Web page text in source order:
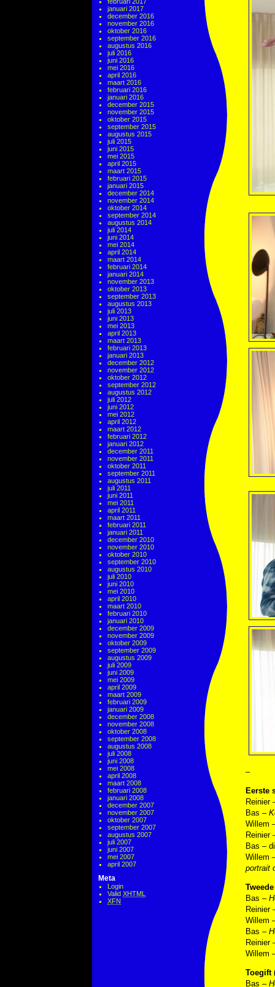
januari 2017
december 2016
november 2016
oktober 2016
september 2016
augustus 2016
juli 2016
juni 2016
mei 2016
april 2016
maart 2016
februari 2016
januari 2016
december 2015
november 2015
oktober 2015
september 2015
augustus 2015
juli 2015
juni 2015
mei 2015
april 2015
maart 2015
februari 2015
januari 2015
december 2014
november 2014
oktober 2014
september 2014
augustus 2014
juli 2014
juni 2014
mei 2014
april 2014
maart 2014
februari 2014
januari 2014
november 2013
oktober 2013
september 2013
augustus 2013
juli 2013
juni 2013
mei 2013
april 2013
maart 2013
februari 2013
januari 2013
december 2012
november 2012
oktober 2012
september 2012
augustus 2012
juli 2012
juni 2012
mei 2012
april 2012
maart 2012
februari 2012
januari 2012
december 2011
november 2011
oktober 2011
september 2011
augustus 2011
juli 2011
juni 2011
mei 2011
april 2011
maart 2011
februari 2011
januari 2011
december 2010
november 2010
oktober 2010
september 2010
augustus 2010
juli 2010
juni 2010
mei 2010
april 2010
maart 2010
februari 2010
januari 2010
december 2009
november 2009
oktober 2009
september 2009
augustus 2009
juli 2009
juni 2009
mei 2009
april 2009
maart 2009
februari 2009
januari 2009
december 2008
november 2008
oktober 2008
september 2008
augustus 2008
juli 2008
juni 2008
mei 2008
april 2008
maart 2008
februari 2008
januari 2008
december 2007
november 2007
oktober 2007
september 2007
augustus 2007
juli 2007
juni 2007
mei 2007
april 2007
Meta
Login
Valid XHTML
XFN
–
Eerste
Reinier
Bas –
Willem
Reinier
Bas –
Willem
portrait
Bas –
Reinier
Willem
Bas –
Reinier
Willem
Toegift
Bas –